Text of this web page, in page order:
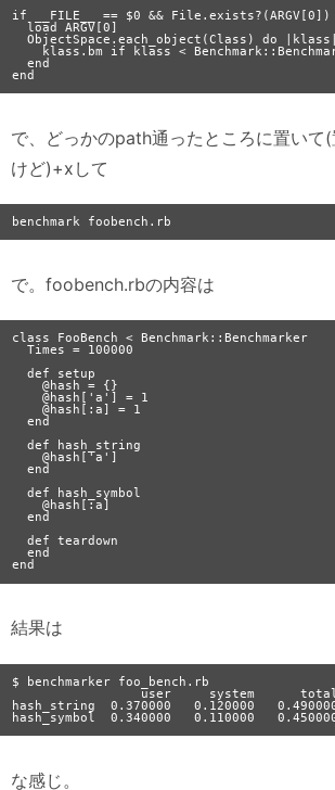
if __FILE__ == $0 && File.exists?(ARGV[0])
  load ARGV[0]
  ObjectSpace.each_object(Class) do |klass|
  end
で、どっかのpath通ったところに置いて
けど)+xして
で。foobench.rbの内容は
class FooBench < Benchmark::Benchmarker
  Times = 100000
  def setup
    @hash = {}
    @hash['a'] = 1
    @hash[:a] = 1
  end
  def hash_string
    @hash['a']
  end
  def hash_symbol
    @hash[:a]
  end
  def teardown
  end
結果は
$ benchmarker foo_bench.rb
                 user     system      total        real
hash_string  0.370000   0.120000
な感じ。